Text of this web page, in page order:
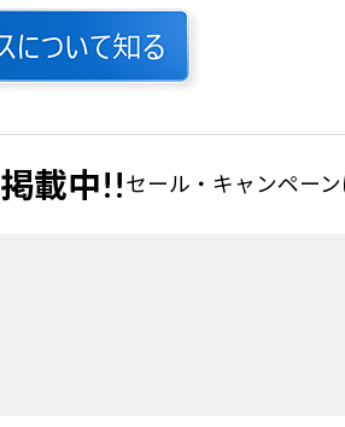
載中!!セール・キャンペーン